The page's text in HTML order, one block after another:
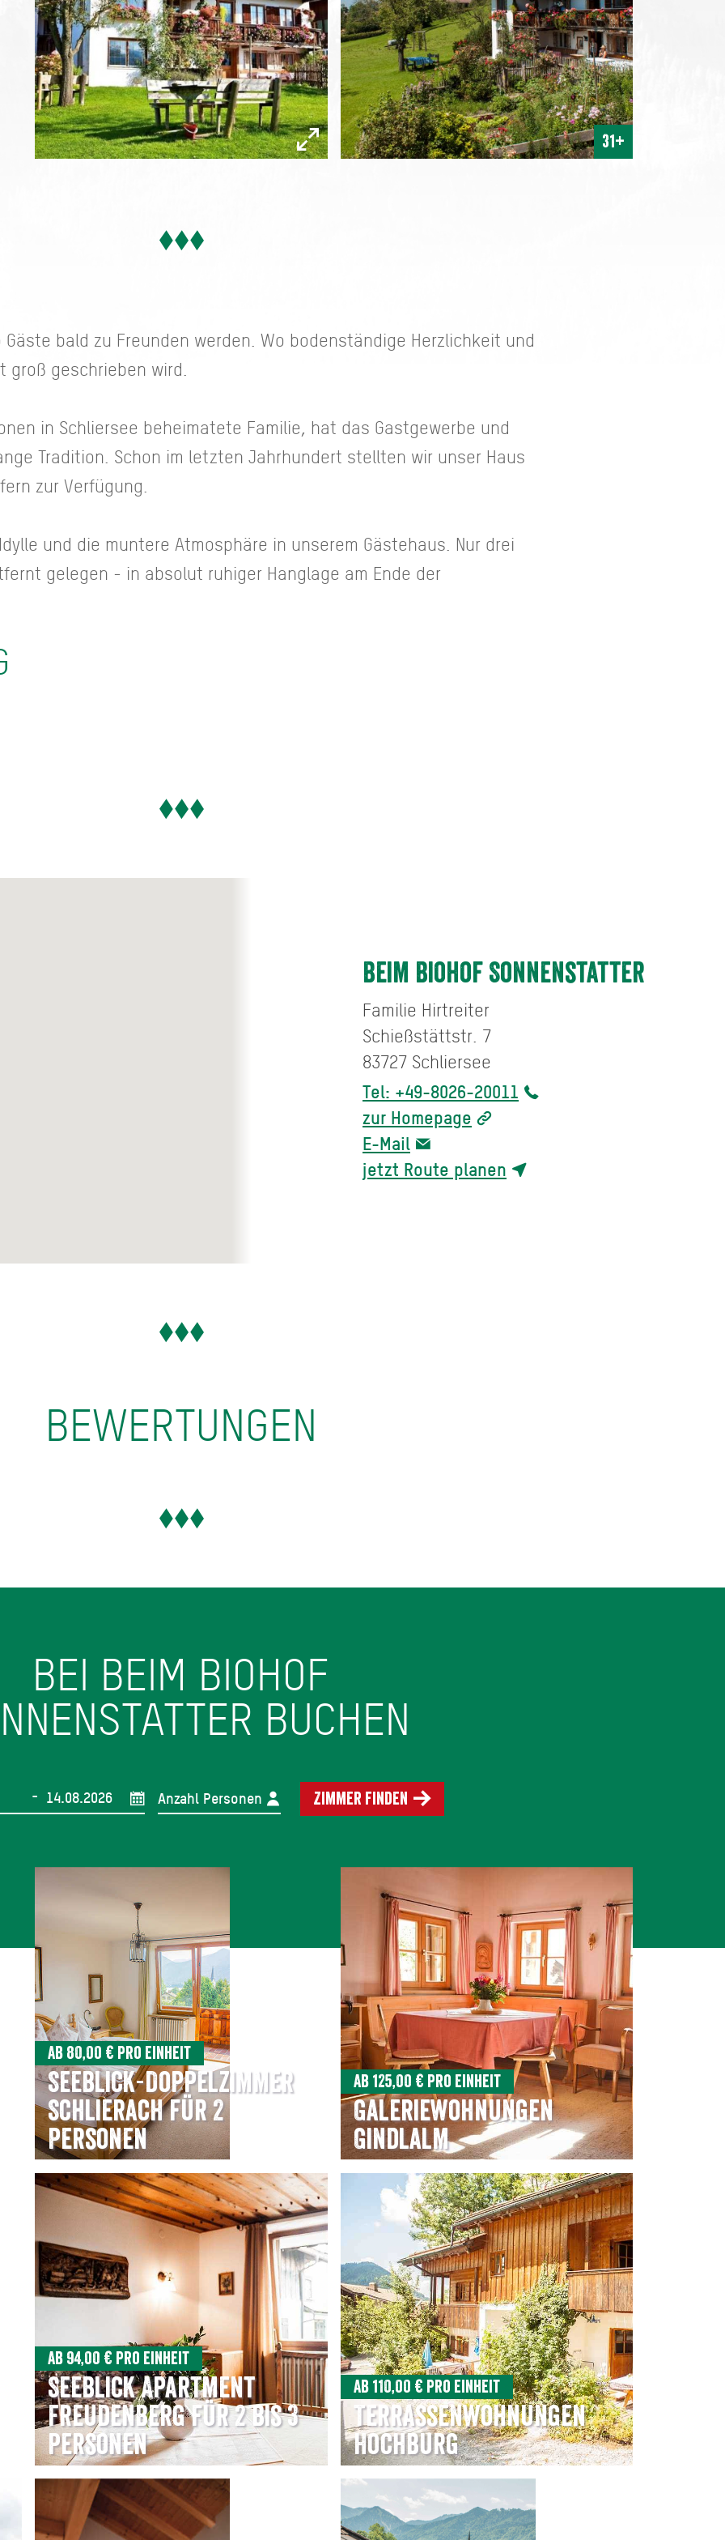
31+
bald zu Freunden werden. Wo bodenständige Herzlichkeit und
geschrieben wird.
in Schliersee beheimatete Familie, hat das Gastgewerbe und
Tradition. Schon im letzten Jahrhundert stellten wir unser Haus
zur Verfügung.
und die muntere Atmosphäre in unserem Gästehaus. Nur drei
gelegen - in absolut ruhiger Hanglage am Ende der
Beim Biohof Sonnenstatter
Familie Hirtreiter
Schießstättstr. 7
83727 Schliersee
Tel: +49-8026-20011
zur Homepage
E-Mail
jetzt Route planen
BEWERTUNGEN
BEI BEIM BIOHOF
BUCHEN
- Anzahl Personen Zimmer finden
Ab 80,00 € pro Einheit
Seeblick-Doppelzimmer
Schlierach für 2
Personen
Ab 125,00 € pro Einheit
Galeriewohnungen
Gindlalm
Ab 94,00 € pro Einheit
Seeblick Apartment
Freudenberg für 2 bis 3
Personen
Ab 110,00 € pro Einheit
Terrassenwohnungen
Hochburg